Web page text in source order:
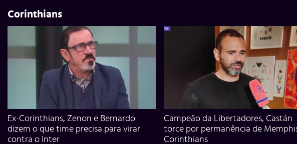
Corinthians
Ex-Corinthians, Zenon e Bernardo
dizem o que time precisa para virar
contra o Inter
Campeão da Libertadores, Castán
torce por permanência de
Corinthians